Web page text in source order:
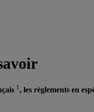
1 , les règlements en